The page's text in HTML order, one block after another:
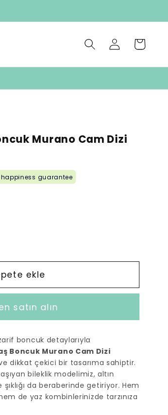
Oturum
Sepet
Murano Cam Dizi
happiness guarantee
ekle
satın alın
boncuk detaylarıyla
Boncuk Murano Cam Dizi
dikkat çekici bir tasarıma sahiptir.
bileklik modelimiz, altın
da beraberinde getiriyor. Hem
de yaz kombinlerinizde tarzınıza